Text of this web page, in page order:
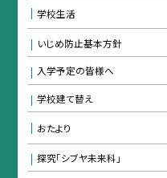
学校生活
いじめ防止基本方針
入学予定の皆様へ
学校建て替え
おたより
探究「シブヤ未来科」